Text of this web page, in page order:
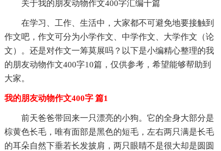
关于我的朋友动物作文400字汇编十篇
在学习、工作、生活中，大家都不可避免地要接触到
作文吧，作文可分为小学作文、中学作文、大学作文（论
文）。还是对作文一筹莫展吗？以下是小编精心整理的我
的朋友动物作文400字10篇，仅供参考，希望能够帮助到
大家。
我的朋友动物作文400字 篇1
前天爸爸带回来一只漂亮的小狗。它的全身大部分是
棕黄色长毛，唯有面部是黑色的短毛，左右两只满是长毛
的耳朵自然下垂若长发披肩，两只眼睛不是很大却是圆圆